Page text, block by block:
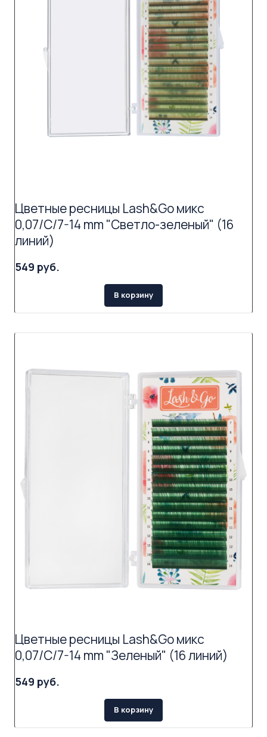
Цветные ресницы Lash&Go микс
0,07/C/7-14 mm "Светло-зеленый" (16
линий)
549 руб.
В корзину
Цветные ресницы Lash&Go микс
0,07/C/7-14 mm "Зеленый" (16 линий)
549 руб.
В корзину